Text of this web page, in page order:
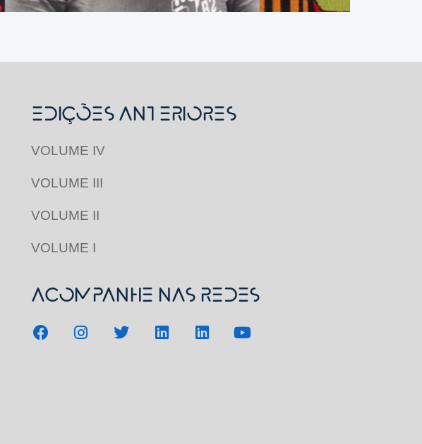
Edições Anteriores
VOLUME IV
VOLUME III
VOLUME II
VOLUME I
Acompanhe nas redes